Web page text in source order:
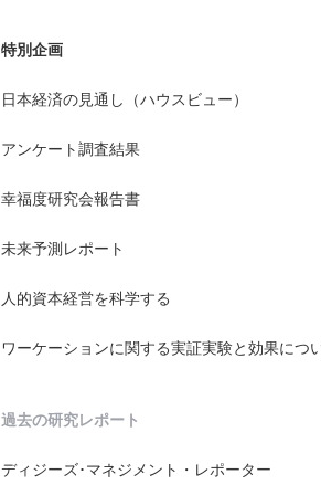
特別企画
日本経済の見通し（ハウスビュー）
アンケート調査結果
幸福度研究会報告書
未来予測レポート
人的資本経営を科学する
ワーケーションに関する実証実験と効果につ
過去の研究レポート
ディジーズ･マネジメント・レポーター